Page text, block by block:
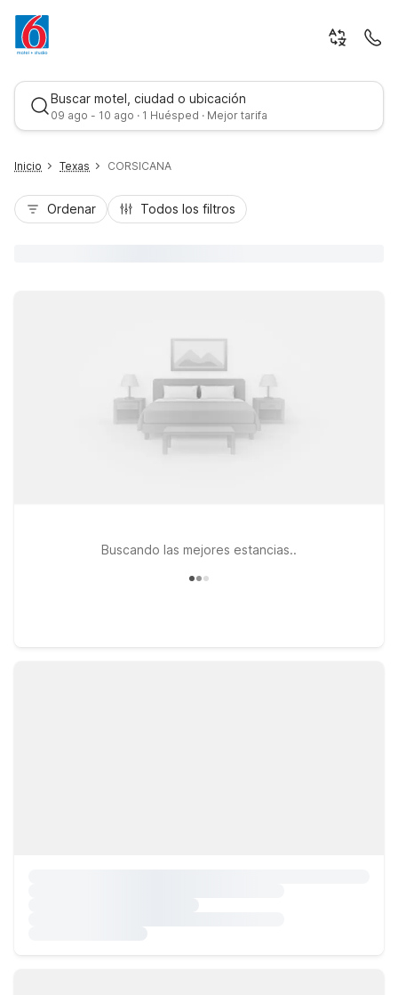
Buscar motel, ciudad o ubicación
09 ago - 10 ago · 1 Huésped · Mejor tarifa
Inicio Texas CORSICANA
Ordenar Todos los filtros
Buscando las mejores estancias..